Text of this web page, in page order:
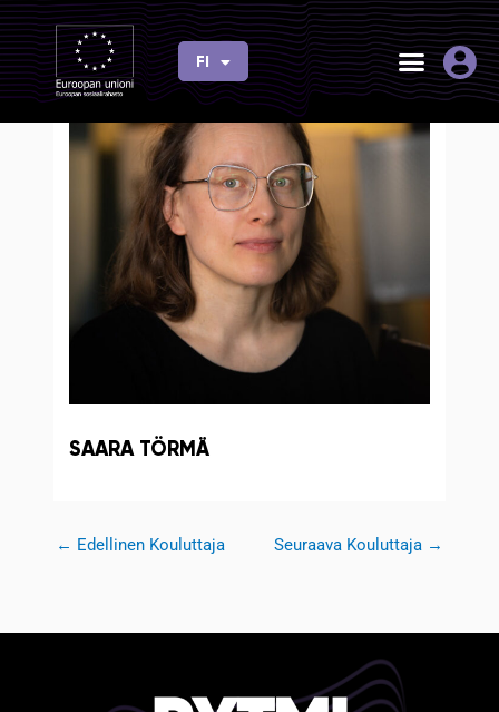
Siirry
sisältöön
FI
EN
SAARA TÖRMÄ
← Edellinen Kouluttaja Seuraava Kouluttaja →